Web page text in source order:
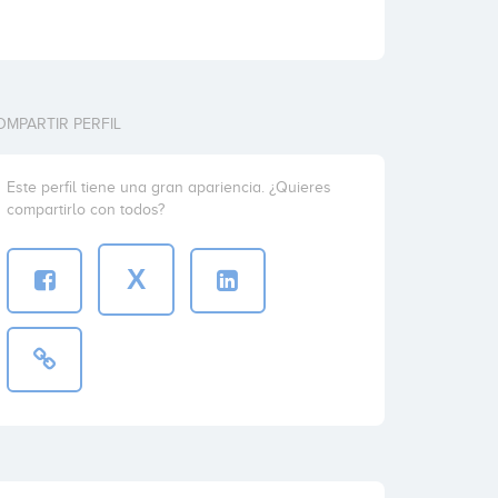
PERFIL
Este perfil tiene una gran apariencia. ¿Quieres
compartirlo con todos?
X